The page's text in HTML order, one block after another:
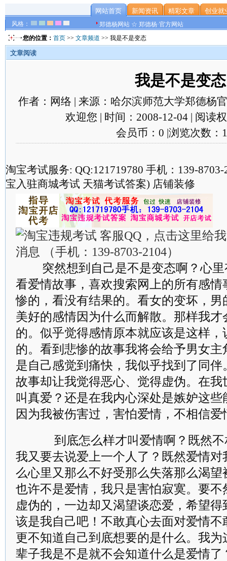
风格：
网站首页 新闻资讯 精彩文章 创业就
郑德杨网站 ☆ 郑德杨·官方网站
您的位置： 首页 >> 文章频道 >> 我是不是变态
文章阅读
我是不是变态
作者：网络 | 来源：哈尔滨师范大学郑德杨
欢迎您 | 时间：2008-12-04 | 阅读
会员币：0 |浏览次数：
淘宝考试服务: QQ:121719780 手机：139-
宝入驻商城考试 天猫考试答案) 店铺装修
突然想到自己是不是变态啊？心
看爱情故事，喜欢搜索网上的所有感
惨的，看没有结果的。看女的变坏，
美好的感情因为什么而解散。那样我
的。似乎觉得感情原本就应该是这样
的。看到悲惨的故事我将会给予男女
是自己感觉到痛快，我似乎找到了同
故事却让我觉得恶心、觉得虚伪。在
叫真爱？还是在我内心深处是嫉妒这
因为我被伤害过，害怕爱情，不相信爱
到底怎么样才叫爱情啊？既然不
我又要去说爱上一个人了？既然爱情
么心里又那么不好受那么失落那么渴
也许不是爱情，我只是害怕寂寞。要
虚伪的，一边却又渴望谈恋爱，希望
该是我自己吧！不敢真心去面对爱情
更不知道自己到底想要的是什么。我
辈子我是不是就不会知道什么是爱情